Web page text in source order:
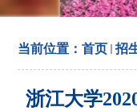
当前位置：首页 招
浙江大学